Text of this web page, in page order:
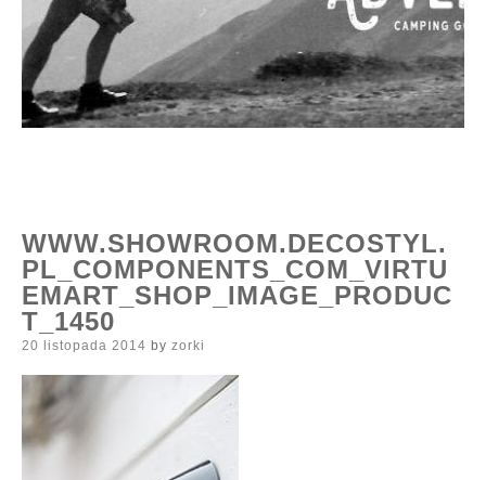
WWW.SHOWROOM.DECOSTYL.
PL_COMPONENTS_COM_VIRTU
EMART_SHOP_IMAGE_PRODUC
T_1450
Posted
20 listopada 2014 by zorki